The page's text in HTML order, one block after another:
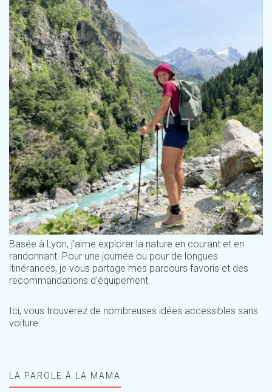
Basée à Lyon, j'aime explorer la nature en courant et en
randonnant. Pour une journée ou pour de longues
itinérances, je vous partage mes parcours favoris et des
recommandations d'équipement.
Ici, vous trouverez de nombreuses idées accessibles sans
voiture
LA PAROLE À LA MAMA